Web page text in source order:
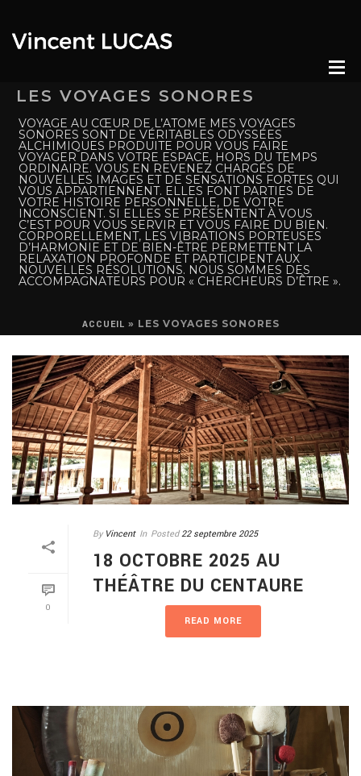
LES VOYAGES SONORES
VOYAGE AU CŒUR DE L’ATOME MES VOYAGES
SONORES SONT DE VÉRITABLES ODYSSÉES
ALCHIMIQUES PRODUITE POUR VOUS FAIRE
VOYAGER DANS VOTRE ESPACE, HORS DU TEMPS
ORDINAIRE. VOUS EN REVENEZ CHARGÉS DE
NOUVELLES IMAGES ET DE SENSATIONS FORTES QUI
VOUS APPARTIENNENT. ELLES FONT PARTIES DE
VOTRE HISTOIRE PERSONNELLE, DE VOTRE
INCONSCIENT. SI ELLES SE PRÉSENTENT À VOUS
C’EST POUR VOUS SERVIR ET VOUS FAIRE DU BIEN.
CORPORELLEMENT, LES VIBRATIONS PORTEUSES
D’HARMONIE ET DE BIEN-ÊTRE PERMETTENT LA
RELAXATION PROFONDE ET PARTICIPENT AUX
NOUVELLES RÉSOLUTIONS. NOUS SOMMES DES
ACCOMPAGNATEURS POUR « CHERCHEURS D’ÊTRE ».
ACCUEIL » LES VOYAGES SONORES
0
By Vincent In Posted 22 septembre 2025
18 OCTOBRE 2025 AU
THÉÂTRE DU CENTAURE
READ MORE